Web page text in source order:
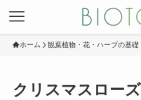
ホーム 観葉植物・花・ハーブの基礎
クリスマスロー